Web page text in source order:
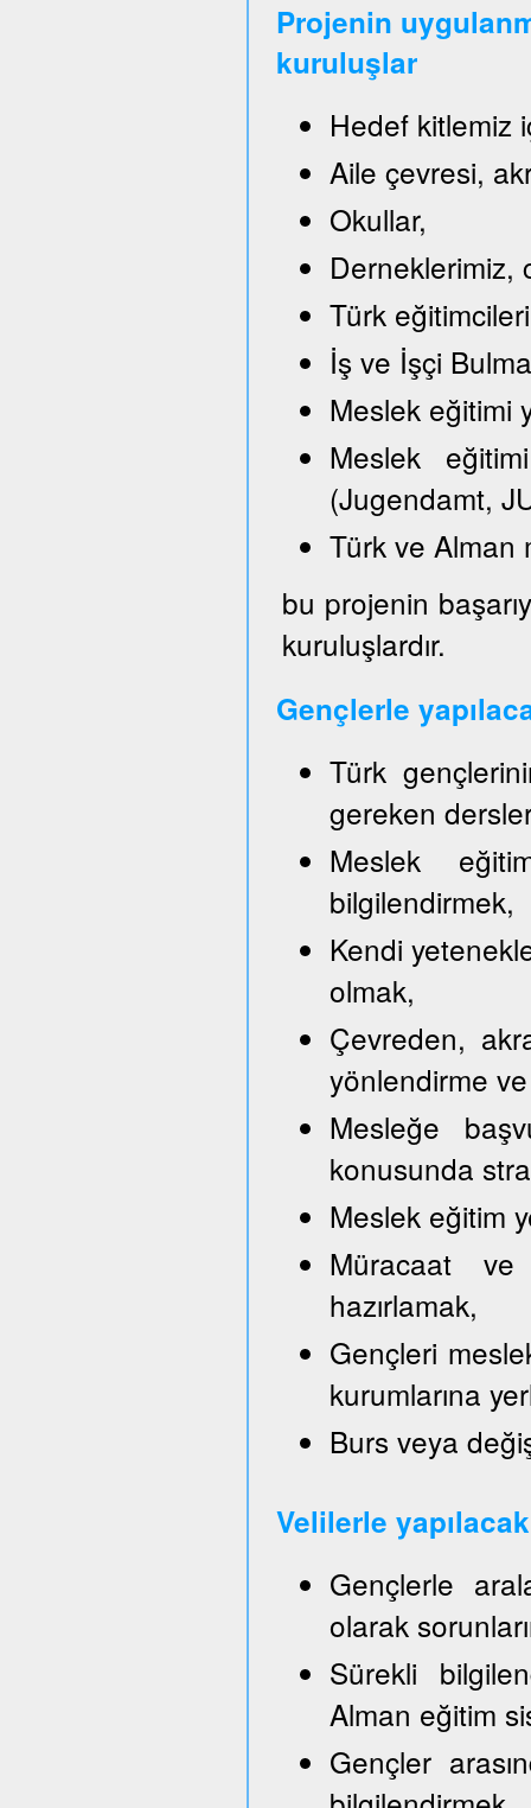
Projenin
kuruluşlar
Hedef kitlemiz
Aile çevresi,
Okullar,
Derneklerimiz,
Türk
İş ve İşçi
Meslek eğitimi
Meslek
(Jugendamt,
Türk ve Alman
bu projenin
kuruluşlardır.
Gençlerle
Türk
gereken
Meslek
bilgilendirmek,
Kendi
olmak,
Çevreden,
yönlendirme
Mesleğe
konusunda
Meslek eğitim
Müracaat ve
hazırlamak,
Gençleri
kurumlarına
Burs veya
Velilerle
Gençlerle
olarak
Sürekli
Alman eğitim
Gençler